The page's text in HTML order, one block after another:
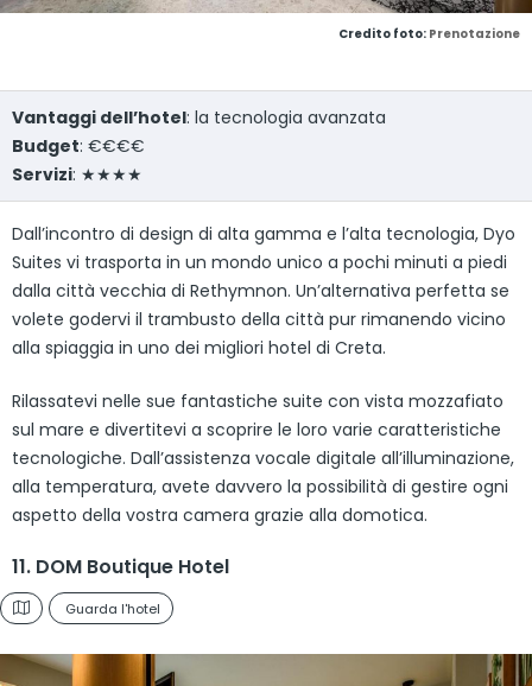
Credito foto: Prenotazione
Vantaggi dell’hotel: la tecnologia avanzata
Budget: €€€€
Servizi: ★★★★
Dall’incontro di design di alta gamma e l’alta tecnologia, Dyo
Suites vi trasporta in un mondo unico a pochi minuti a piedi
dalla città vecchia di Rethymnon. Un’alternativa perfetta se
volete godervi il trambusto della città pur rimanendo vicino
alla spiaggia in uno dei migliori hotel di Creta.
Rilassatevi nelle sue fantastiche suite con vista mozzafiato
sul mare e divertitevi a scoprire le loro varie caratteristiche
tecnologiche. Dall’assistenza vocale digitale all’illuminazione,
alla temperatura, avete davvero la possibilità di gestire ogni
aspetto della vostra camera grazie alla domotica.
11. DOM Boutique Hotel
Guarda l'hotel